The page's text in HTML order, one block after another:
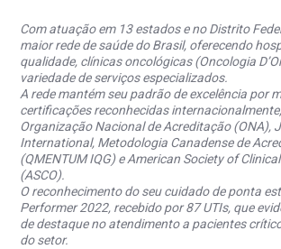
Com atuação em 13 estados e no Distrito
maior rede de saúde do Brasil, oferecendo
qualidade, clínicas oncológicas (Oncologia
variedade de serviços especializados.
A rede mantém seu padrão de excelência por
certificações reconhecidas
Organização Nacional de Acreditação (ONA),
International, Metodologia Canadense de
(QMENTUM IQG) e American Society of
(ASCO).
O reconhecimento do seu cuidado de ponta
Performer 2022, recebido por 87 UTIs, que
de destaque no atendimento a pacientes
do setor.